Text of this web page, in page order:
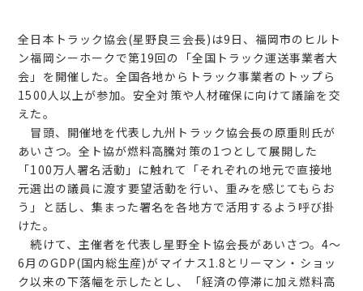
全日本トラック協会(星野良三会長)は9日、福岡市のヒルト
ン福岡シーホークで第19回の「全国トラック運送事業者大
会」を開催した。全国各地からトラック事業者のトップら
1500人以上が参加。安全対策や人材確保に向けて議論を交
えた。
冒頭、開催地を代表し九州トラック協会長の原重則氏が
あいさつ。全ト協が燃料高騰対策の1つとして展開した
「100万人署名活動」に触れて「それぞれの地元で直接地
元選出の議員に渡す要望活動を行い、重みを感じてもらお
う」と話し、集まった署名を各地方で活用するよう呼び掛
けた。
続けて、主催者を代表し星野全ト協会長があいさつ。4～
6月のGDP(国内総生産)がマイナス1.8とリーマン・ショッ
ク以来の下落幅を示したとし、「経済の停滞に加え燃料高